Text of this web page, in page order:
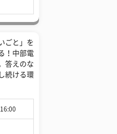
ごと」を
！中部電
答えのな
続ける環